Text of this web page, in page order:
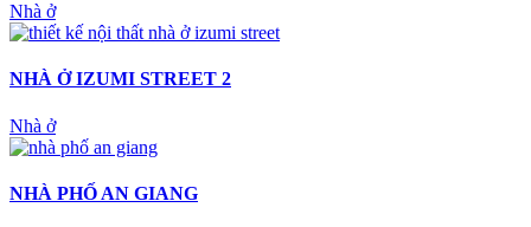
Nhà ở
NHÀ Ở IZUMI STREET 2
Nhà ở
NHÀ PHỐ AN GIANG